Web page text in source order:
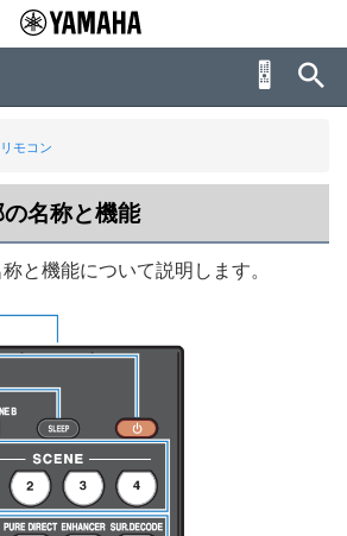
リモコン
名称と機能
と機能について説明します。